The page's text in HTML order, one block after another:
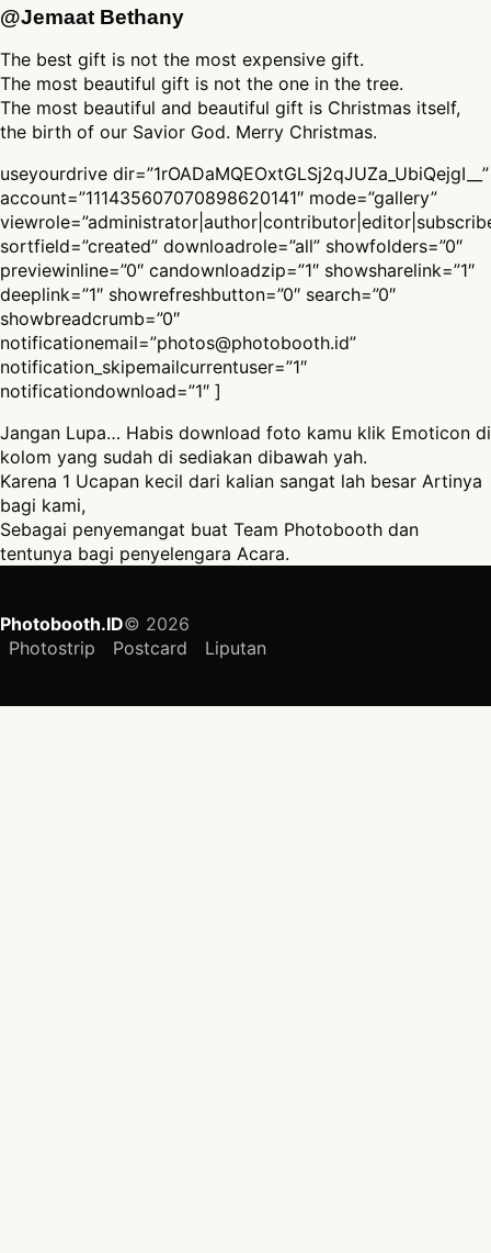
@Jemaat Bethany
The best gift is not the most expensive gift.
The most beautiful gift is not the one in the tree.
The most beautiful and beautiful gift is Christmas itself,
the birth of our Savior God. Merry Christmas.
useyourdrive dir=”1rOADaMQEOxtGLSj2qJUZa_UbiQejgI__”
account=”111435607070898620141″ mode=”gallery”
sortfield=”created” downloadrole=”all” showfolders=”0″
previewinline=”0″ candownloadzip=”1″ showsharelink=”1″
deeplink=”1″ showrefreshbutton=”0″ search=”0″
showbreadcrumb=”0″
notificationemail=”photos@photobooth.id”
notification_skipemailcurrentuser=”1″
notificationdownload=”1″ ]
Jangan Lupa… Habis download foto kamu klik Emoticon di
kolom yang sudah di sediakan dibawah yah.
Karena 1 Ucapan kecil dari kalian sangat lah besar Artinya
bagi kami,
Sebagai penyemangat buat Team Photobooth dan
tentunya bagi penyelengara Acara.
Photobooth.ID© 2026
Photostrip
Postcard Liputan